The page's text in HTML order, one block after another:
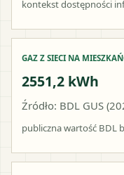
kontekst dostępności
GAZ Z SIECI NA
2551,2 kWh
Źródło: BDL GUS
publiczna wartość BDL